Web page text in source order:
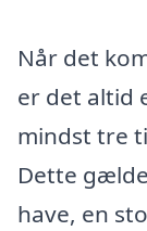
Når det
er det altid
mindst tre
Dette
have, en